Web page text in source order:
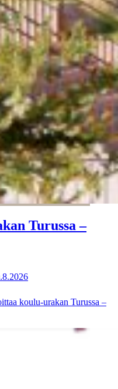
Turussa –
koulu-urakan Turussa –